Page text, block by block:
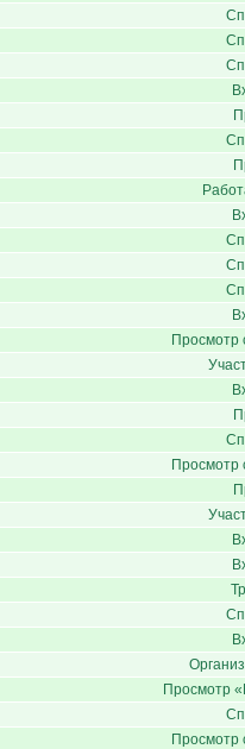
Просмотр
Просмотр
Просмотр
Просмотр